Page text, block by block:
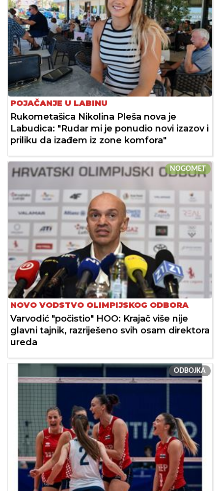
POJAČANJE U LABINU
Rukometašica Nikolina Pleša nova je
Labudica: "Rudar mi je ponudio novi izazov i
priliku da izađem iz zone komfora"
NOGOMET
NOVO VODSTVO OLIMPIJSKOG ODBORA
Varvodić "počistio" HOO: Krajač više nije
glavni tajnik, razriješeno svih osam direktora
ureda
ODBOJKA